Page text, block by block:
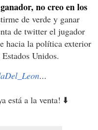
no creo en los
de verde y ganar
de twitter el jugador
hacia la política exterior
Unidos.
...
está a la venta! ⬇️